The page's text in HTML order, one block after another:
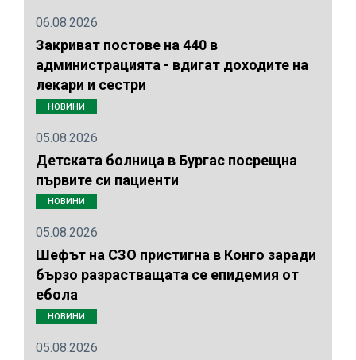
06.08.2026
Закриват постове на 440 в
администрацията - вдигат доходите на
лекари и сестри
НОВИНИ
05.08.2026
Детската болница в Бургас посрещна
първите си пациенти
НОВИНИ
05.08.2026
Шефът на СЗО пристигна в Конго заради
бързо разрастващата се епидемия от
ебола
НОВИНИ
05.08.2026